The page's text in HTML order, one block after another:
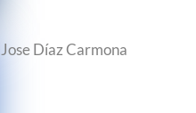
Jose Díaz Carmona